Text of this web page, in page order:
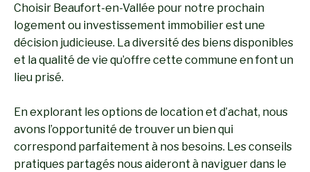
Choisir Beaufort-en-Vallée pour notre prochain
logement ou investissement immobilier est une
décision judicieuse. La diversité des biens disponibles
et la qualité de vie qu’offre cette commune en font un
lieu prisé.
En explorant les options de location et d’achat, nous
avons l’opportunité de trouver un bien qui
correspond parfaitement à nos besoins. Les conseils
pratiques partagés nous aideront à naviguer dans le